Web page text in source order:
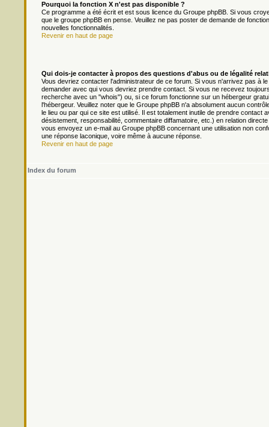
Pourquoi la fonction X n'est pas disponible ?
Ce programme a été écrit et est sous licence du Groupe phpBB. Si vous
que le groupe phpBB en pense. Veuillez ne pas poster de demande de
nouvelles fonctionnalités.
Revenir en haut de page
Qui dois-je contacter à propos des questions d'abus ou de légalité
Vous devriez contacter l'administrateur de ce forum. Si vous n'arrivez pas à
demander avec qui vous devriez prendre contact. Si vous ne recevez
recherche avec un "whois") ou, si ce forum fonctionne sur un hébergeur
l'hébergeur. Veuillez noter que le Groupe phpBB n'a absolument aucun
le lieu ou par qui ce site est utilisé. Il est totalement inutile de prendre
désistement, responsabilité, commentaire diffamatoire, etc.) en relation
vous envoyez un e-mail au Groupe phpBB concernant une utilisation non
une réponse laconique, voire même à aucune réponse.
Revenir en haut de page
Index du forum